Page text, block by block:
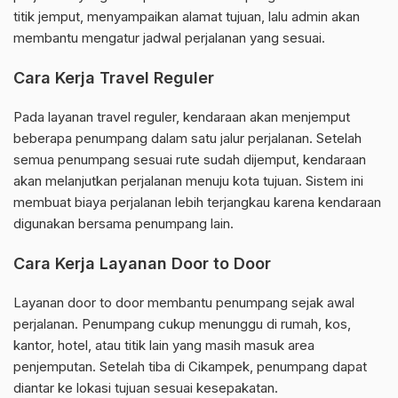
titik jemput, menyampaikan alamat tujuan, lalu admin akan
membantu mengatur jadwal perjalanan yang sesuai.
Cara Kerja Travel Reguler
Pada layanan travel reguler, kendaraan akan menjemput
beberapa penumpang dalam satu jalur perjalanan. Setelah
semua penumpang sesuai rute sudah dijemput, kendaraan
akan melanjutkan perjalanan menuju kota tujuan. Sistem ini
membuat biaya perjalanan lebih terjangkau karena kendaraan
digunakan bersama penumpang lain.
Cara Kerja Layanan Door to Door
Layanan door to door membantu penumpang sejak awal
perjalanan. Penumpang cukup menunggu di rumah, kos,
kantor, hotel, atau titik lain yang masih masuk area
penjemputan. Setelah tiba di Cikampek, penumpang dapat
diantar ke lokasi tujuan sesuai kesepakatan.